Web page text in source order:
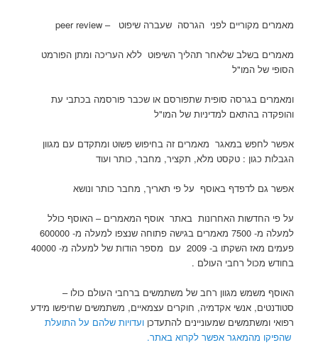
מאמרים מקוריים לפני הגרסה שעברה שיפוט – peer review
מאמרים בשלב שלאחר תהליך השיפוט ללא העריכה ומתן הפורמט
הסופי של המו"ל
ומאמרים בגרסה סופית שתפורסם או שכבר פורסמה בכתבי עת
והופקדה בהתאם למדיניות של המו"ל
אפשר לחפש במאגר מאמרים זה בחיפוש פשוט ומתקדם עם מגוון
הגבלות כגון : טקסט מלא, תקציר, מחבר, כותר ועוד
אפשר גם לדפדף באוסף על פי תאריך, מחבר כותר ונושא
על פי החדשות האחרונות באתר אוסף המאמרים – האוסף כולל
למעלה מ- 7500 מאמרים בגישה פתוחה שנצפו למעלה מ- 600000
פעמים מאז השקתו ב- 2009 עם מספר הודות של למעלה מ- 40000
בחודש מכול רחבי העולם .
האוסף משמש מגוון רחב של משתמשים ברחבי העולם כולו –
סטודנטים, אנשי אקדמיה, חוקרים עצמאיים, משתמשים שחיפשו מידע
רפואי ומשתמשים שמעוניינים להתעדכןועדויות שלהם על התועלת
שהפיקו מהמאגר אפשר לקרוא באתר.